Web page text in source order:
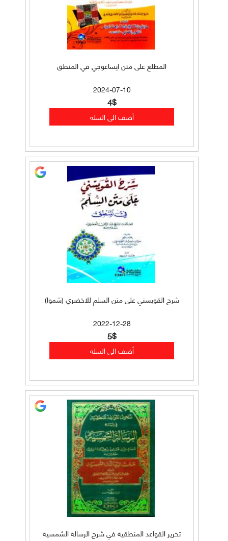
المطلع على متن ايساغوجي في المنطق
2024-07-10
4$
شرح القويسني على متن السلم للاخضري (شموا)
2022-12-28
5$
تحرير القواعد المنطقية في شرح الرسالة الشمسية